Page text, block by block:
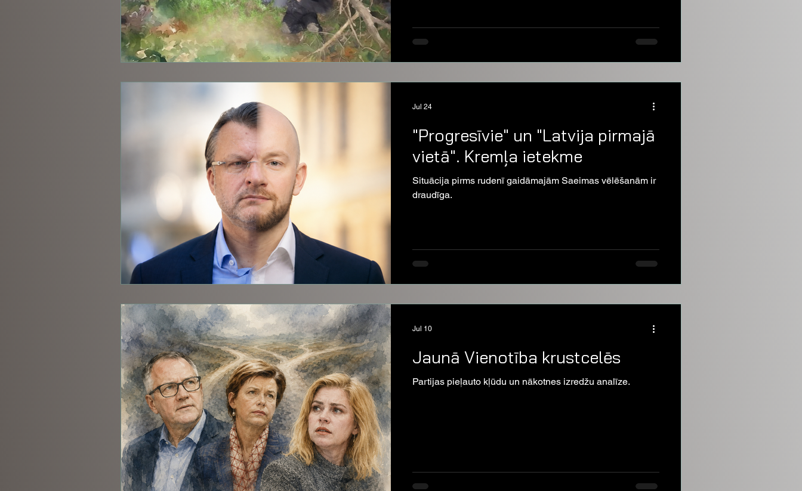
"Progresīvie" un "Latvija pirmajā
vietā". Kremļa ietekme
Situācija pirms rudenī gaidāmajām Saeimas vēlēšanām ir
draudīga.
Jul 24
Jaunā Vienotība krustcelēs
Partijas pieļauto kļūdu un nākotnes izredžu analīze.
Jul 10